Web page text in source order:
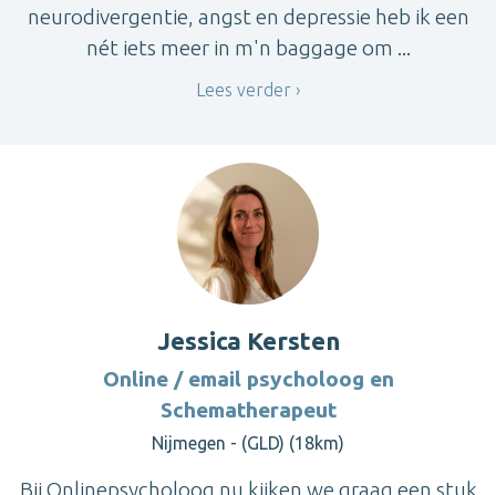
neurodivergentie, angst en depressie heb ik een
nét iets meer in m'n baggage om ...
Lees verder
Jessica Kersten
Online / email psycholoog en
Schematherapeut
Nijmegen - (GLD) (18km)
Bij Onlinepsycholoog.nu kijken we graag een stuk